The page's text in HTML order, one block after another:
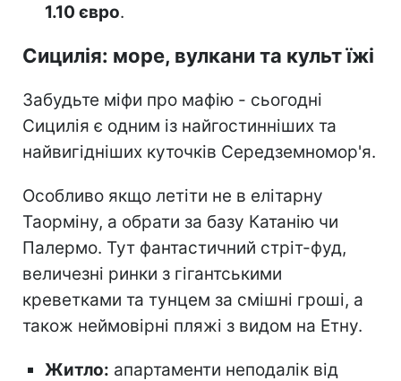
1.10 євро.
Сицилія: море, вулкани та культ їжі
Забудьте міфи про мафію - сьогодні
Сицилія є одним із найгостинніших та
найвигідніших куточків Середземномор'я.
Особливо якщо летіти не в елітарну
Таорміну, а обрати за базу Катанію чи
Палермо. Тут фантастичний стріт-фуд,
величезні ринки з гігантськими
креветками та тунцем за смішні гроші, а
також неймовірні пляжі з видом на Етну.
Житло: апартаменти неподалік від